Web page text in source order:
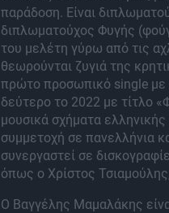
παράδοση. Είναι
διπλωματούχος Φυγής
του μελέτη γύρω από τις
θεωρούνται ζυγιά της
πρώτο προσωπικό single με
δεύτερο το 2022 με τίτλο
μουσικά σχήματα
συμμετοχή σε πανελλήνια
συνεργαστεί σε
όπως ο Χρίστος
Ο Βαγγέλης Μαμαλάκης